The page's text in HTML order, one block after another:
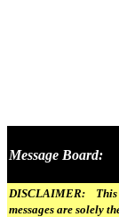
Message Board:
DISCLAIMER: This
messages are solely